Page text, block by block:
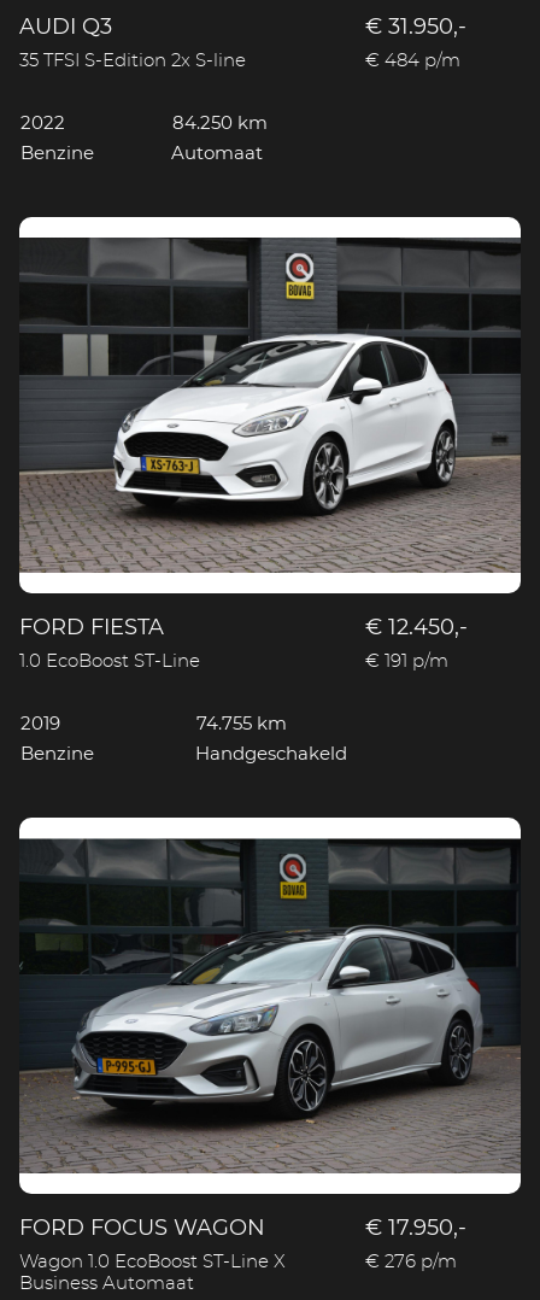
AUDI Q3
35 TFSI S-Edition 2x S-line
€ 31.950,-
€ 484 p/m
2022
84.250 km
Benzine
Automaat
FORD FIESTA
1.0 EcoBoost ST-Line
€ 12.450,-
€ 191 p/m
2019
74.755 km
Benzine
Handgeschakeld
FORD FOCUS WAGON
Wagon 1.0 EcoBoost ST-Line X
Business Automaat
€ 17.950,-
€ 276 p/m